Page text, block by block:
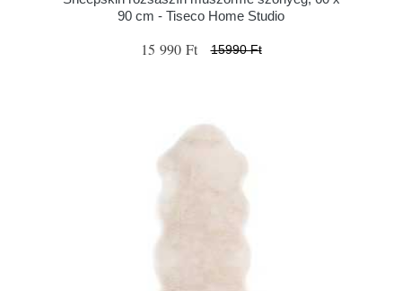
90 cm - Tiseco Home Studio
15 990 Ft 15990 Ft